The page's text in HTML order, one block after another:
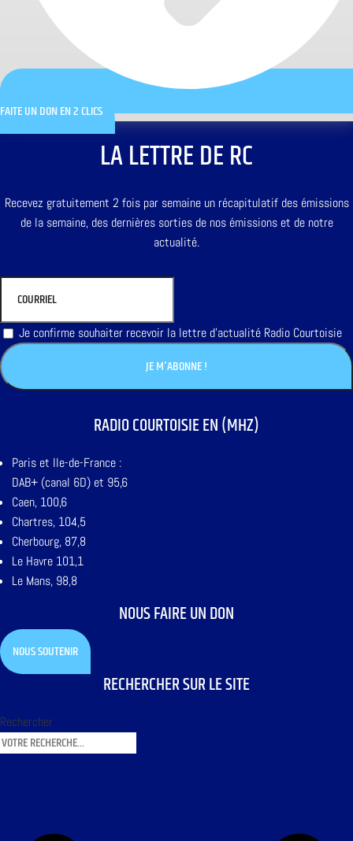
FAITE UN DON EN 2 CLICS
LA LETTRE DE RC
Recevez gratuitement 2 fois par semaine un récapitulatif des émissions
de la semaine, des dernières sorties de nos émissions et de notre
actualité.
Je confirme souhaiter recevoir la lettre d'actualité Radio Courtoisie
RADIO COURTOISIE EN (MHZ)
Paris et Ile-de-France :
DAB+ (canal 6D) et 95,6
Caen, 100,6
Chartres, 104,5
Cherbourg, 87,8
Le Havre 101,1
Le Mans, 98,8
NOUS FAIRE UN DON
NOUS SOUTENIR
RECHERCHER SUR LE SITE
Rechercher